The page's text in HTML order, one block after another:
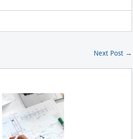
Next Post →